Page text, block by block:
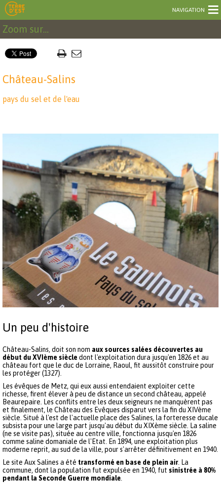
NAVIGATION
Zoom sur...
Château-Salins
pays du sel et de l'eau
Un peu d'histoire
Château-Salins, doit son nom aux sources salées découvertes au
début du XVIème siècledont l'exploitation dura jusqu'en 1826 et au
château fort que le duc de Lorraine, Raoul, fit aussitôt construire pour
les protéger (1327).
Les évêques de Metz, qui eux aussi entendaient exploiter cette
richesse, firent élever à peu de distance un second château, appelé
Beaurepaire. Les conflits entre les deux seigneurs ne manquèrent pas
et finalement, le Château des Evêques disparut vers la fin du XIVème
siècle. Situé à l'est de l'actuelle place des Salines, la forteresse ducale
subsista pour une large part jusqu'au début du XIXème siècle. La saline
(ne se visite pas), située au centre ville, fonctionna jusqu'en 1826
comme saline domaniale de l'Etat. En 1894, une exploitation plus
moderne reprit, au sud de la ville, pour s'arrêter définitivement en 1940.
Le site Aux Salines a été transformé en base de plein air. La
commune, dont la population fut expulsée en 1940, fut sinistrée à 80%
pendant la Seconde Guerre mondiale.